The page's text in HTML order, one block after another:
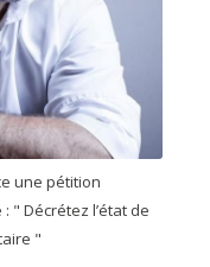
une pétition
" Décrétez l’état de
"